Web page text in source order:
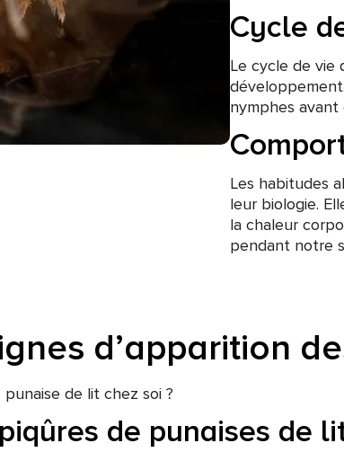
Cycle
Le cycle de vie
nymphes
Les habitudes
leur biologie.
la chaleur
pendant notre
d’apparition
de lit chez soi ?
de punaises de